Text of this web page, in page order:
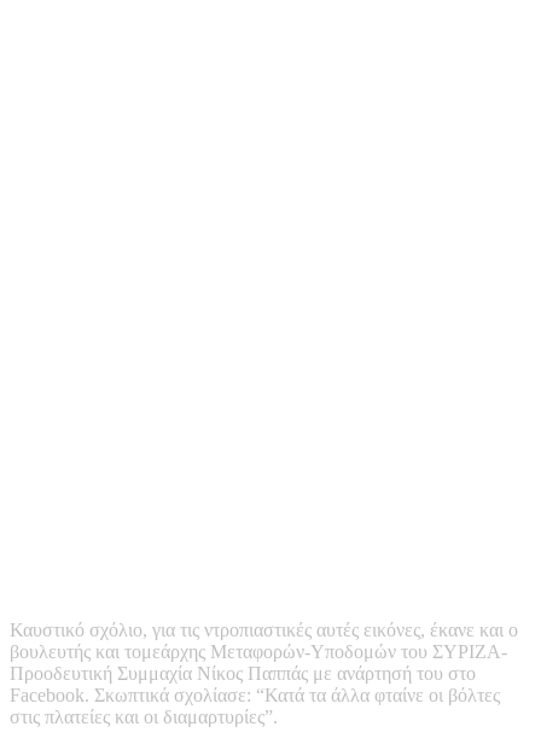
Καυστικό σχόλιο, για τις ντροπιαστικές αυτές εικόνες, έκανε και ο
βουλευτής και τομεάρχης Μεταφορών-Υποδομών του ΣΥΡΙΖΑ-
Προοδευτική Συμμαχία Νίκος Παππάς με ανάρτησή του στο
Facebook. Σκωπτικά σχολίασε: “Κατά τα άλλα φταίνε οι βόλτες
στις πλατείες και οι διαμαρτυρίες”.